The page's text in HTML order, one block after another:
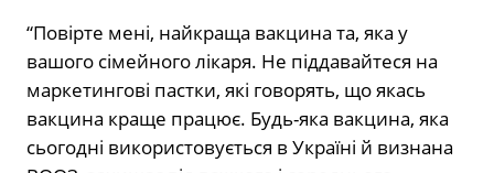
“Повірте мені, найкраща вакцина та, яка у
вашого сімейного лікаря. Не піддавайтеся на
маркетингові пастки, які говорять, що якась
вакцина краще працює. Будь-яка вакцина, яка
сьогодні використовується в Україні й визнана